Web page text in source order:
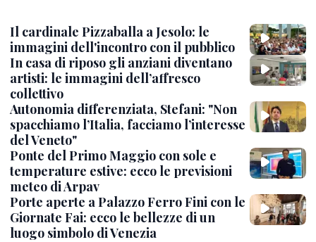
Il cardinale Pizzaballa a Jesolo: le
immagini dell'incontro con il pubblico
In casa di riposo gli anziani diventano
artisti: le immagini dell’affresco
collettivo
Autonomia differenziata, Stefani: "Non
spacchiamo l’Italia, facciamo l’interesse
del Veneto"
Ponte del Primo Maggio con sole e
temperature estive: ecco le previsioni
meteo di Arpav
Porte aperte a Palazzo Ferro Fini con le
Giornate Fai: ecco le bellezze di un
luogo simbolo di Venezia